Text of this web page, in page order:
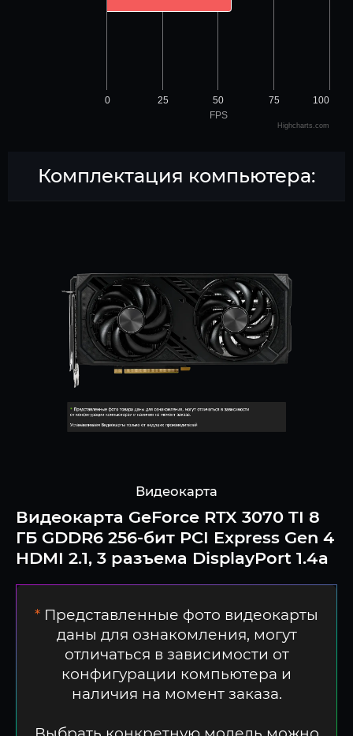
FPS
0 100
25 50 75
Highcharts.com
Комплектация компьютера:
Видеокарта
Видеокарта GeForce RTX 3070 TI 8
ГБ GDDR6 256-бит PCI Express Gen 4
HDMI 2.1, 3 разъема DisplayPort 1.4a
* Представленные фото видеокарты
даны для ознакомления, могут
отличаться в зависимости от
конфигурации компьютера и
наличия на момент заказа.